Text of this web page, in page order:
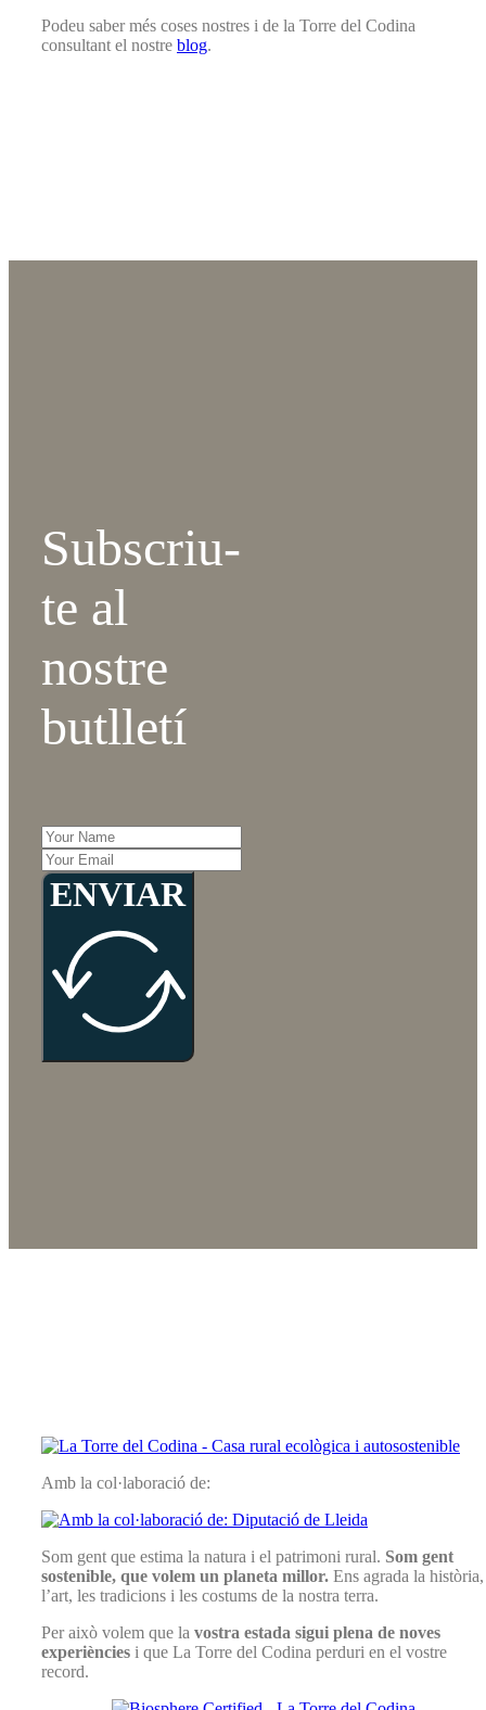
Podeu saber més coses nostres i de la Torre del Codina
consultant el nostre blog.
Subscriu-
te al
nostre
butlletí
ENVIAR
Amb la col·laboració de:
Som gent que estima la natura i el patrimoni rural. Som gent
sostenible, que volem un planeta millor. Ens agrada la història,
l’art, les tradicions i les costums de la nostra terra.
Per això volem que la vostra estada sigui plena de noves
experiències i que La Torre del Codina perduri en el vostre
record.